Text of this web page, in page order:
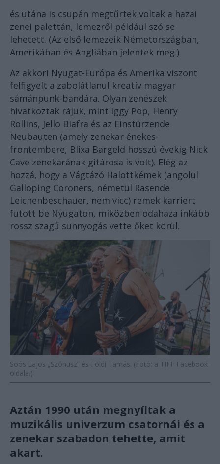
és utána is csupán megtűrtek voltak a hazai
zenei palettán, lemezről például szó se
lehetett. (Az első lemezeik Németországban,
Amerikában és Angliában jelentek meg.)
Az akkori Nyugat-Európa és Amerika viszont
felfigyelt a zabolátlanul kreatív magyar
sámánpunk-bandára. Olyan zenészek
hivatkoztak rájuk, mint Iggy Pop, Henry
Rollins, Jello Biafra és az Einstürzende
Neubauten (amely zenekar énekes-
frontembere, Blixa Bargeld hosszú évekig Nick
Cave zenekarának gitárosa is volt). Elég az
hozzá, hogy a Vágtázó Halottkémek (angolul
Galloping Coroners, németül Rasende
Leichenbeschauer, nem vicc) remek karriert
futott be Nyugaton, miközben odahaza inkább
rossz szagú sunnyogás vette őket körül.
Soós Lajos „Szónusz” és Földi Tamás. (Fotó: a TIFF Facebook-
oldala.)
Aztán 1990 után megnyíltak a
muzikális univerzum csatornái és a
zenekar szabadon tehette, amit
akart.